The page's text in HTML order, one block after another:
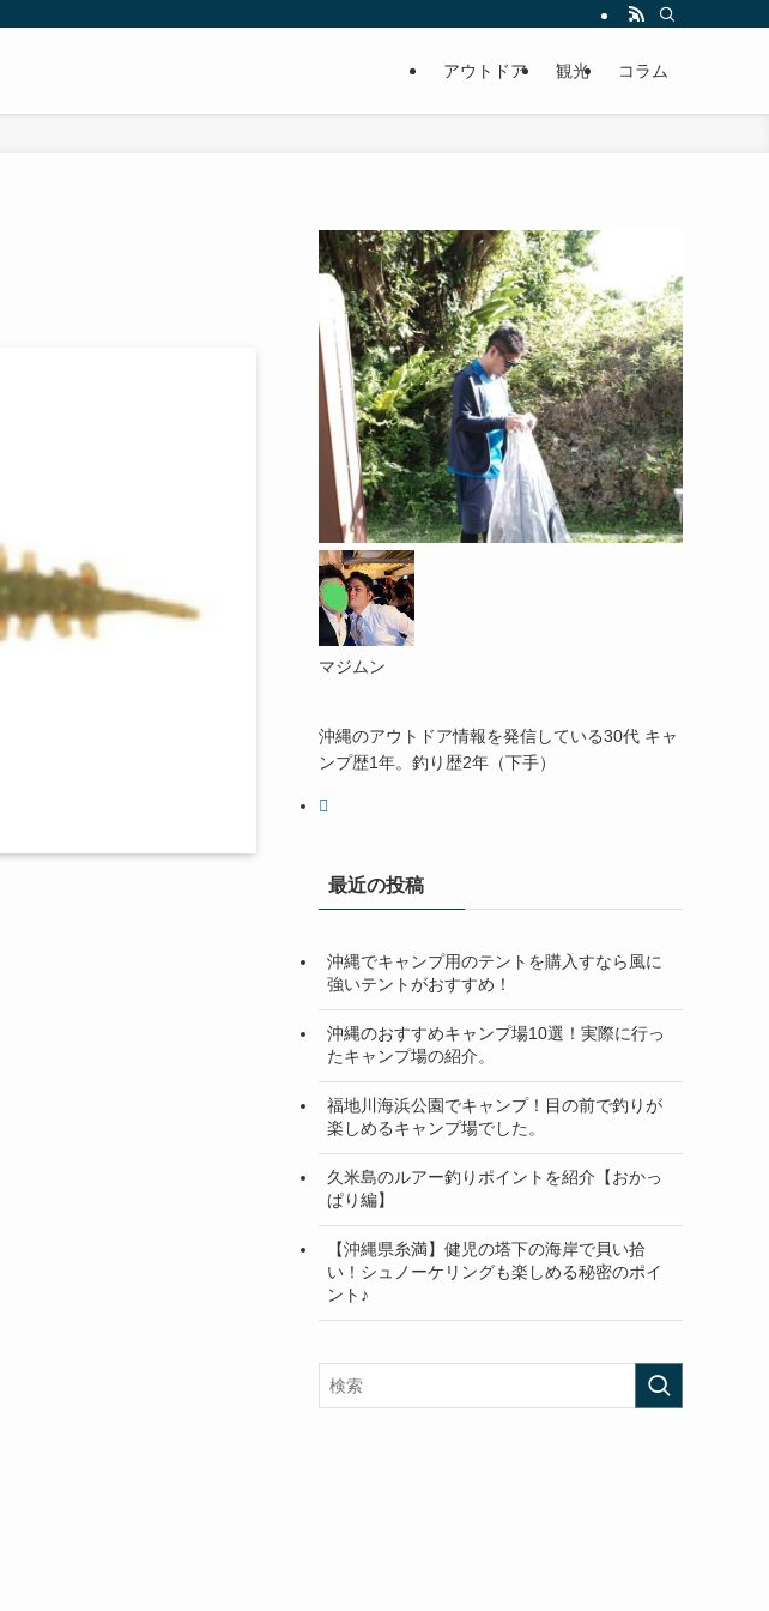
アウトドア 観光 コラム
マジムン
沖縄のアウトドア情報を発信している30代 キャ
ンプ歴1年。釣り歴2年（下手）
最近の投稿
沖縄でキャンプ用のテントを購入すなら風に
強いテントがおすすめ！
沖縄のおすすめキャンプ場10選！実際に行っ
たキャンプ場の紹介。
福地川海浜公園でキャンプ！目の前で釣りが
楽しめるキャンプ場でした。
久米島のルアー釣りポイントを紹介【おかっ
ぱり編】
【沖縄県糸満】健児の塔下の海岸で貝い拾
い！シュノーケリングも楽しめる秘密のポイ
ント♪